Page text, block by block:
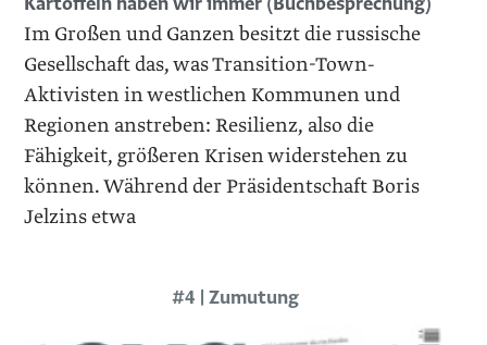
Im Großen und Ganzen besitzt die russische
Gesellschaft das, was Transition-Town-
Aktivisten in westlichen Kommunen und
Regionen anstreben: Resilienz, also die
Fähigkeit, größeren Krisen widerstehen zu
können. Während der Präsidentschaft Boris
Jelzins etwa
#4 | Zumutung